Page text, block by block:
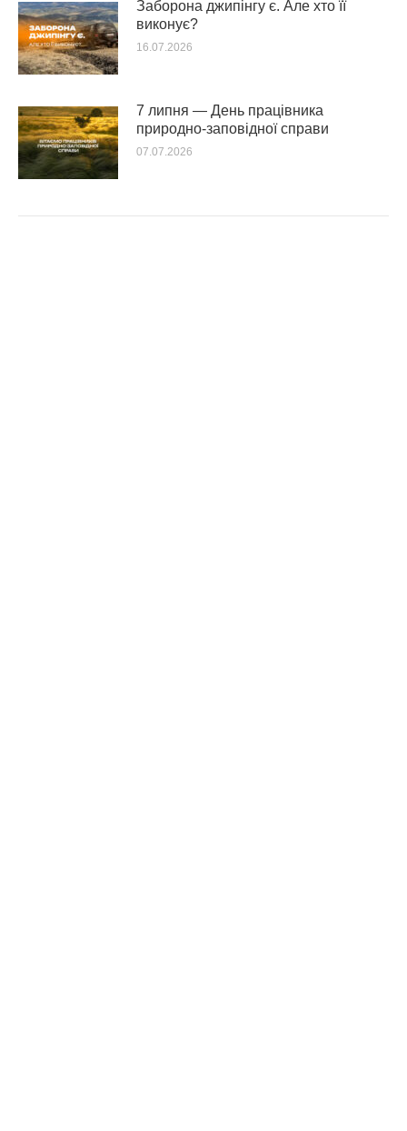
Заборона джипінгу є. Але хто її
виконує?
16.07.2026
7 липня — День працівника
природно-заповідної справи
07.07.2026